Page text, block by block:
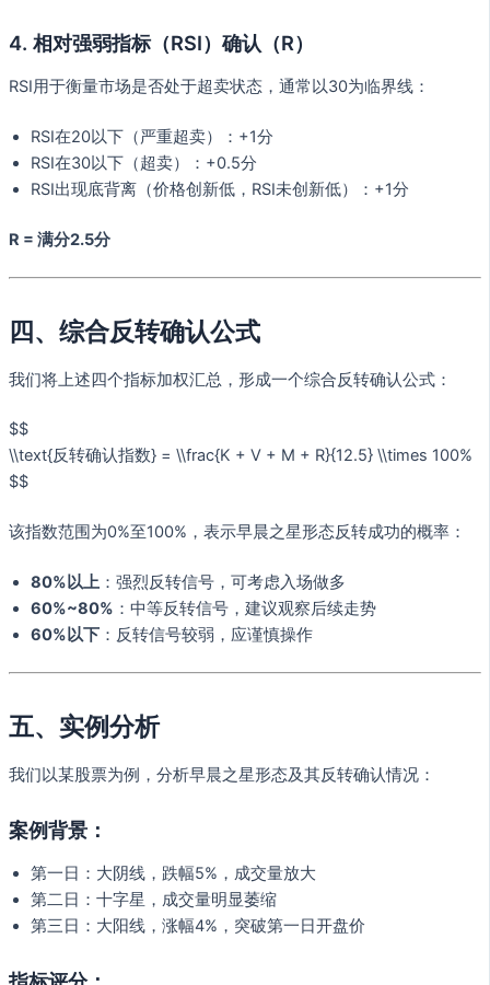
4. 相对强弱指标（RSI）确认（R）
RSI用于衡量市场是否处于超卖状态，通常以30为临界线：
RSI在20以下（严重超卖）：+1分
RSI在30以下（超卖）：+0.5分
RSI出现底背离（价格创新低，RSI未创新低）：+1分
R = 满分2.5分
四、综合反转确认公式
我们将上述四个指标加权汇总，形成一个综合反转确认公式：
$$
\\text{反转确认指数} = \\frac{K + V + M + R}{12.5} \\times 100%
$$
该指数范围为0%至100%，表示早晨之星形态反转成功的概率：
80%以上 ：强烈反转信号，可考虑入场做多
60%~80% ：中等反转信号，建议观察后续走势
60%以下 ：反转信号较弱，应谨慎操作
五、实例分析
我们以某股票为例，分析早晨之星形态及其反转确认情况：
案例背景：
第一日：大阴线，跌幅5%，成交量放大
第二日：十字星，成交量明显萎缩
第三日：大阳线，涨幅4%，突破第一日开盘价